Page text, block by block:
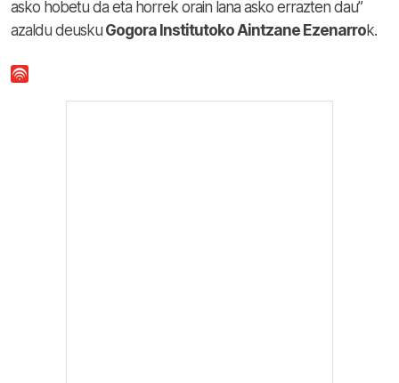
asko hobetu da eta horrek orain lana asko errazten dau”
azaldu deusku Gogora Institutoko Aintzane Ezenarrok.